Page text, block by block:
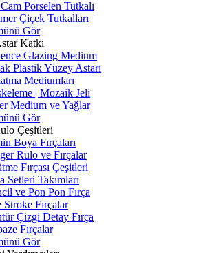
Porselen Tutkalı
Çiçek Tutkalları
Gör
Katkı
Glazing Medium
Plastik Yüzey Astarı
Mediumları
| Mozaik Jeli
Medium ve Yağlar
Gör
Çeşitleri
Boya Fırçaları
Rulo ve Fırçalar
Fırçası Çeşitleri
Setleri Takımları
ve Pon Pon Fırça
Stroke Fırçalar
Çizgi Detay Fırça
Fırçalar
Gör